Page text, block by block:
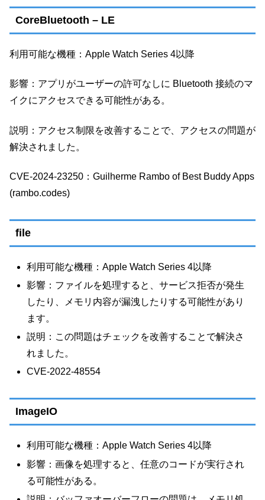
CoreBluetooth – LE
利用可能な機種：Apple Watch Series 4以降
影響：アプリがユーザーの許可なしに Bluetooth 接続のマ
イクにアクセスできる可能性がある。
説明：アクセス制限を改善することで、アクセスの問題が
解決されました。
CVE-2024-23250：Guilherme Rambo of Best Buddy Apps
(rambo.codes)
file
利用可能な機種：Apple Watch Series 4以降
影響：ファイルを処理すると、サービス拒否が発生
したり、メモリ内容が漏洩したりする可能性があり
ます。
説明：この問題はチェックを改善することで解決さ
れました。
CVE-2022-48554
ImageIO
利用可能な機種：Apple Watch Series 4以降
影響：画像を処理すると、任意のコードが実行され
る可能性がある。